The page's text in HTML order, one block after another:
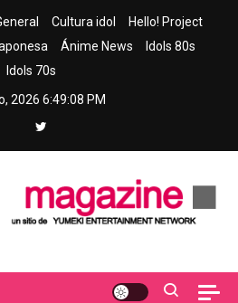
Cultura idol
Hello! Project
Ánime News
Idols 80s
Idols 70s
2026 6:49:09 PM